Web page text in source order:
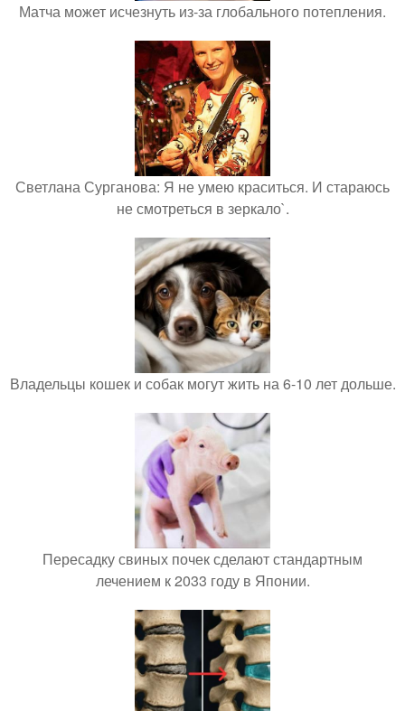
Матча может исчезнуть из-за глобального потепления.
Светлана Сурганова: Я не умею краситься. И стараюсь
не смотреться в зеркало`.
Владельцы кошек и собак могут жить на 6-10 лет дольше.
Пересадку свиных почек сделают стандартным
лечением к 2033 году в Японии.